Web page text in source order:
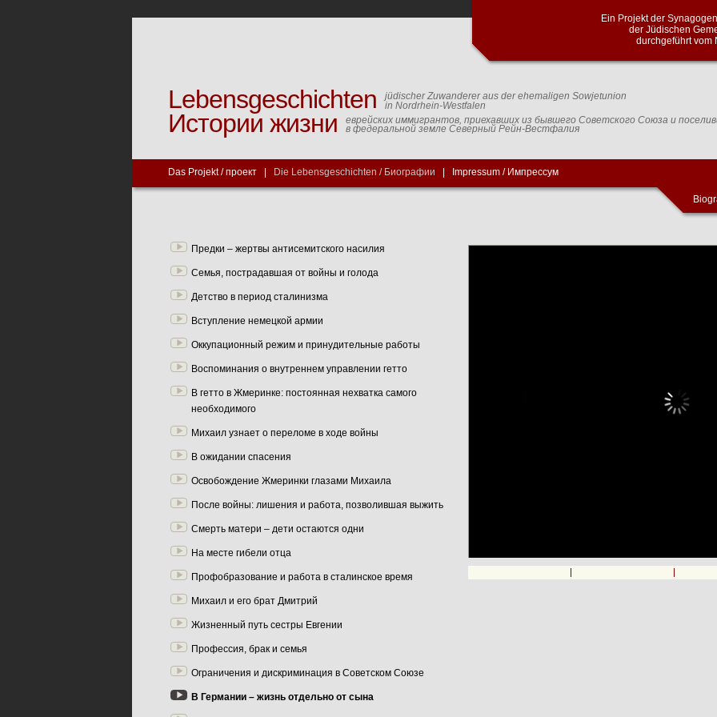
Ein Projekt der
der Jüdischen
durchgeführt vom
Lebensgeschichten
jüdischer Zuwanderer aus der ehemaligen Sowjetunion
in Nordrhein-Westfalen
Истории жизни еврейских иммигрантов, приехавших из бывшего Советского Союза и
в федеральной земле Северный Рейн-Вестфалия
Das Projekt / проект Die Lebensgeschichten / Биографии Impressum / Импрессум
Предки – жертвы антисемитского насилия
Семья, пострадавшая от войны и голода
Детство в период сталинизма
Вступление немецкой армии
Оккупационный режим и принудительные работы
Воспоминания о внутреннем управлении гетто
В гетто в Жмеринке: постоянная нехватка самого
необходимого
Михаил узнает о переломе в ходе войны
В ожидании спасения
Освобождение Жмеринки глазами Михаила
После войны: лишения и работа, позволившая выжить
Смерть матери – дети остаются одни
На месте гибели отца
Профобразование и работа в сталинское время
Михаил и его брат Дмитрий
Жизненный путь сестры Евгении
Профессия, брак и семья
Ограничения и дискриминация в Советском Союзе
В Германии – жизнь отдельно от сына